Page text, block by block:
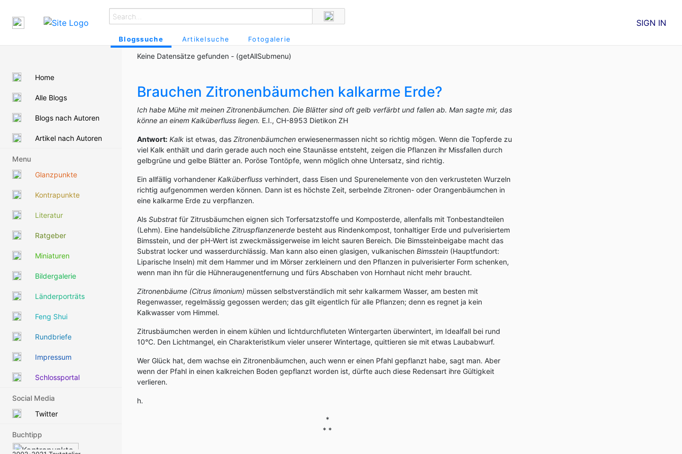
Blogssuche Artikelsuche Fotogalerie
SIGN IN
Home
Alle Blogs
Blogs nach Autoren
Artikel nach Autoren
Menu
Glanzpunkte
Kontrapunkte
Literatur
Ratgeber
Miniaturen
Bildergalerie
Länderporträts
Feng Shui
Rundbriefe
Impressum
Schlossportal
Social Media
Twitter
Buchtipp
Keine Datensätze gefunden - (getAllSubmenu)
Brauchen Zitronenbäumchen kalkarme Erde?
Ich habe Mühe mit meinen Zitronenbäumchen. Die Blätter sind oft gelb verfärbt und fallen ab. Man sagte mir, das
könne an einem Kalküberfluss liegen. E.I., CH-8953 Dietikon ZH
Antwort: Kalk ist etwas, das Zitronenbäumchen erwiesenermassen nicht so richtig mögen. Wenn die Topferde zu
viel Kalk enthält und darin gerade auch noch eine Staunässe entsteht, zeigen die Pflanzen ihr Missfallen durch
gelbgrüne und gelbe Blätter an. Poröse Tontöpfe, wenn möglich ohne Untersatz, sind richtig.
Ein allfällig vorhandener Kalküberfluss verhindert, dass Eisen und Spurenelemente von den verkrusteten Wurzeln
richtig aufgenommen werden können. Dann ist es höchste Zeit, serbelnde Zitronen- oder Orangenbäumchen in
eine kalkarme Erde zu verpflanzen.
Als Substrat für Zitrusbäumchen eignen sich Torfersatzstoffe und Komposterde, allenfalls mit Tonbestandteilen
(Lehm). Eine handelsübliche Zitruspflanzenerde besteht aus Rindenkompost, tonhaltiger Erde und pulverisiertem
Bimsstein, und der pH-Wert ist zweckmässigerweise im leicht sauren Bereich. Die Bimssteinbeigabe macht das
Substrat locker und wasserdurchlässig. Man kann also einen glasigen, vulkanischen Bimsstein (Hauptfundort:
Liparische Inseln) mit dem Hammer und im Mörser zerkleinern und den Pflanzen in pulverisierter Form schenken,
wenn man ihn für die Hühneraugenentfernung und fürs Abschaben von Hornhaut nicht mehr braucht.
Zitronenbäume (Citrus limonium) müssen selbstverständlich mit sehr kalkarmem Wasser, am besten mit
Regenwasser, regelmässig gegossen werden; das gilt eigentlich für alle Pflanzen; denn es regnet ja kein
Kalkwasser vom Himmel.
Zitrusbäumchen werden in einem kühlen und lichtdurchfluteten Wintergarten überwintert, im Idealfall bei rund
10°C. Den Lichtmangel, ein Charakteristikum vieler unserer Wintertage, quittieren sie mit etwas Laubabwurf.
Wer Glück hat, dem wachse ein Zitronenbäumchen, auch wenn er einen Pfahl gepflanzt habe, sagt man. Aber
wenn der Pfahl in einen kalkreichen Boden gepflanzt worden ist, dürfte auch diese Redensart ihre Gültigkeit
verlieren.
h.
*
* *